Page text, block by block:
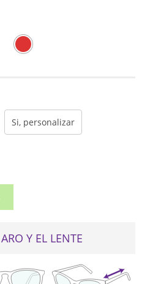
Si, personalizar
Y EL LENTE